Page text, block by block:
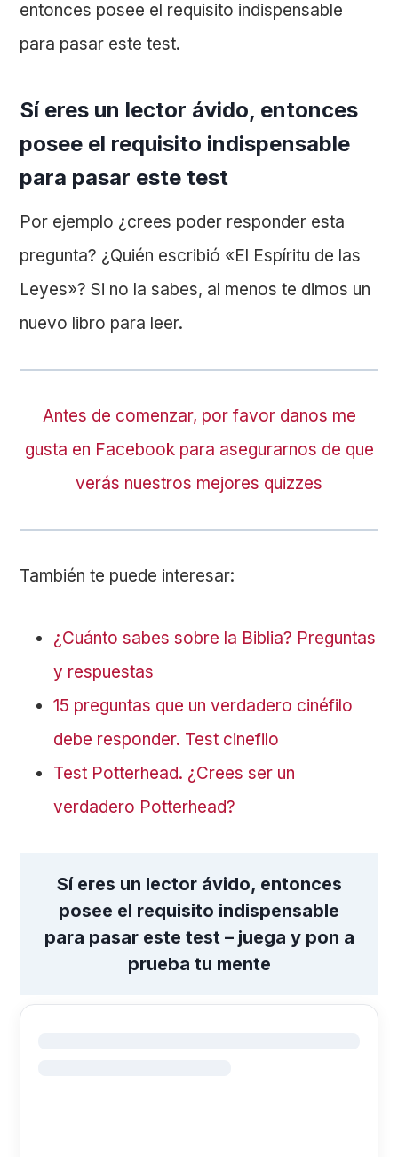
entonces posee el requisito indispensable
para pasar este test.
Sí eres un lector ávido, entonces
posee el requisito indispensable
para pasar este test
Por ejemplo ¿crees poder responder esta
pregunta? ¿Quién escribió «El Espíritu de las
Leyes»? Si no la sabes, al menos te dimos un
nuevo libro para leer.
Antes de comenzar, por favor danos me
gusta en Facebook para asegurarnos de que
verás nuestros mejores quizzes
También te puede interesar:
¿Cuánto sabes sobre la Biblia? Preguntas
y respuestas
15 preguntas que un verdadero cinéfilo
debe responder. Test cinefilo
Test Potterhead. ¿Crees ser un
verdadero Potterhead?
Sí eres un lector ávido, entonces
posee el requisito indispensable
para pasar este test – juega y pon a
prueba tu mente